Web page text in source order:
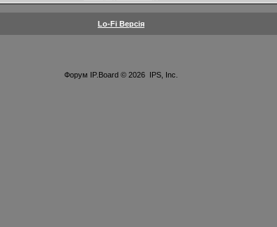
Lo-Fi Версія
Форум IP.Board© 2026 IPS, Inc